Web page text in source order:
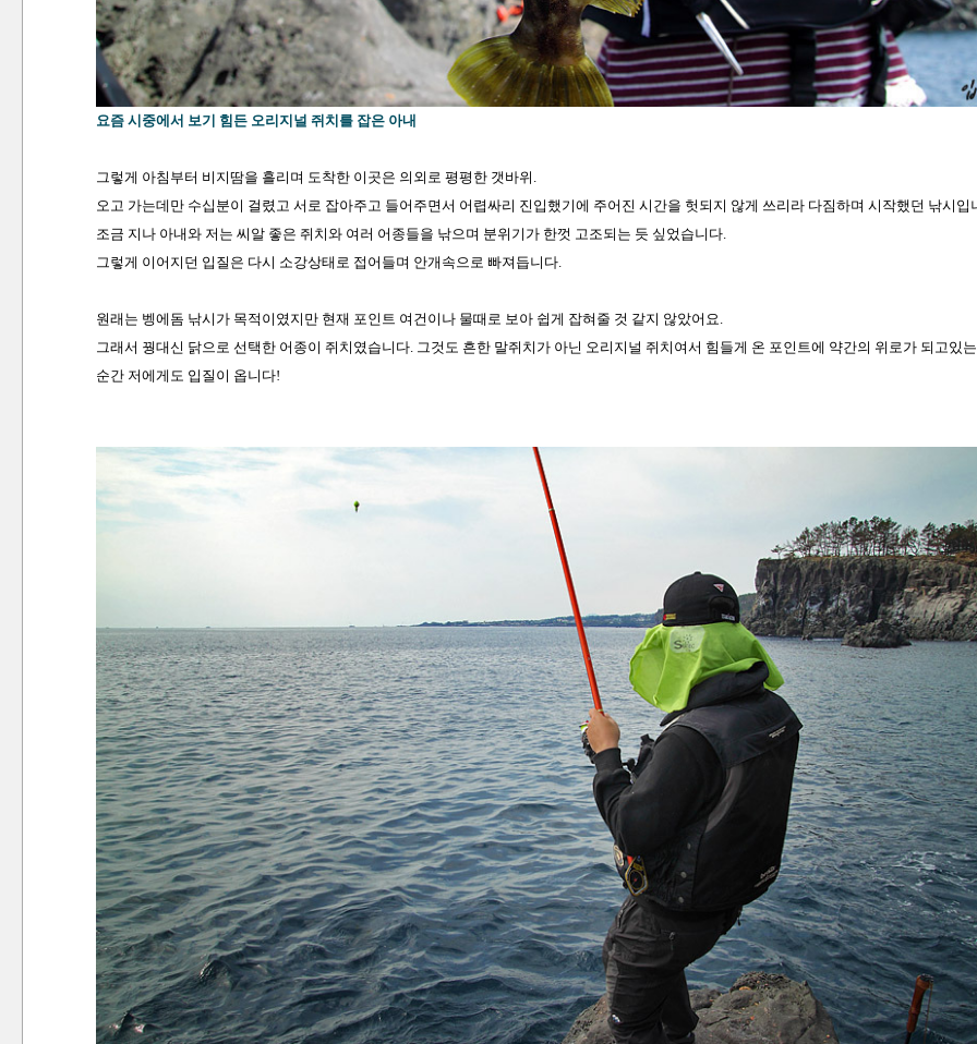
요즘 시중에서 보기 힘든 오리지널 쥐치를 잡은 아내
그렇게 아침부터 비지땀을 흘리며 도착한 이곳은 의외로 평평한 갯바위.
오고 가는데만 수십분이 걸렸고 서로 잡아주고 들어주면서 어렵싸리 진입했기에 주어진 시간을 헛되지 않게 쓰리라 다짐하며 시작했던 낚시입
조금 지나 아내와 저는 씨알 좋은 쥐치와 여러 어종들을 낚으며 분위기가 한껏 고조되는 듯 싶었습니다.
그렇게 이어지던 입질은 다시 소강상태로 접어들며 안개속으로 빠져듭니다.
원래는 벵에돔 낚시가 목적이였지만 현재 포인트 여건이나 물때로 보아 쉽게 잡혀줄 것 같지 않았어요.
그래서 꿩대신 닭으로 선택한 어종이 쥐치였습니다. 그것도 흔한 말쥐치가 아닌 오리지널 쥐치여서 힘들게 온 포인트에 약간의 위로가 되고있
순간 저에게도 입질이 옵니다!